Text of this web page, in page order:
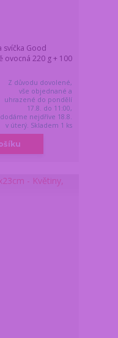
svíčka Good
ovocná 220 g + 100
Z důvodu dovolené,
vše objednané a
uhrazené do pondělí
17.8. do 11:00,
dodáme nejdříve 18.8.
v úterý. Skladem 1 ks